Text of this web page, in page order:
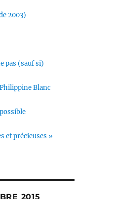
2003)
pas (sauf si)
Blanc
et précieuses »
2015